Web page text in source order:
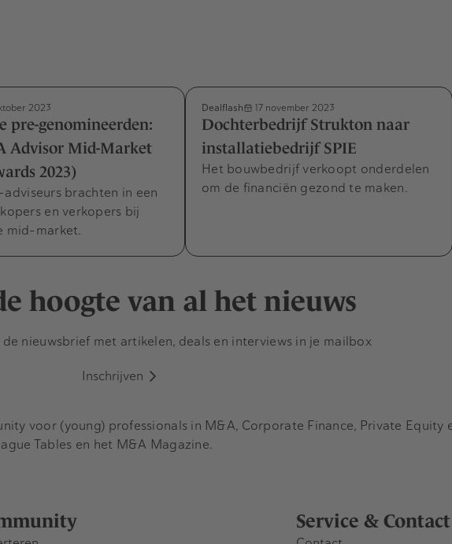
2023
pre-genomineerden:
Advisor Mid-Market
2023)
brachten in een
en verkopers bij
mid-market.
Dealflash 17 november 2023
Dochterbedrijf Strukton naar
installatiebedrijf SPIE
Het bouwbedrijf verkoopt onderdelen
om de financiën gezond te maken.
hoogte van al het nieuws
nieuwsbrief met artikelen, deals en interviews in je mailbox
Inschrijven
Service & Contact
voor (young) professionals in M&A, Corporate Finance, Private Equity
Tables en het M&A Magazine.